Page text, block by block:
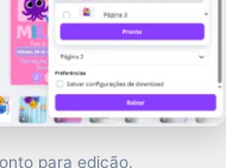
para edição.